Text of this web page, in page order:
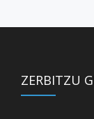
ZERBITZU